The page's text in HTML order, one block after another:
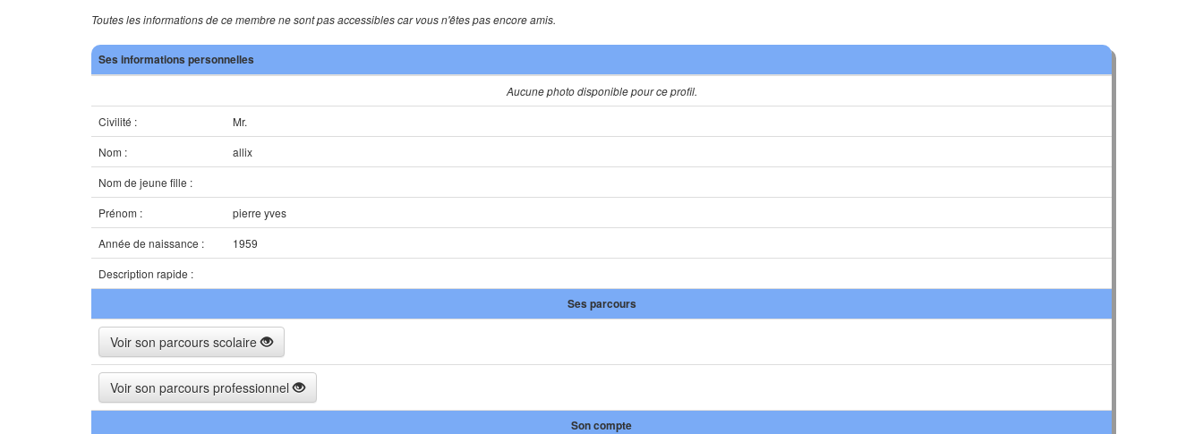
Toutes les informations de ce membre ne sont pas accessibles car vous n'êtes pas encore amis.
Ses informations personnelles
Aucune photo disponible pour ce profil.
Civilité :
Mr.
Nom :
allix
Nom de jeune fille :
Prénom :
pierre yves
Année de naissance :
1959
Description rapide :
Ses parcours
Voir son parcours scolaire
Voir son parcours professionnel
Son compte